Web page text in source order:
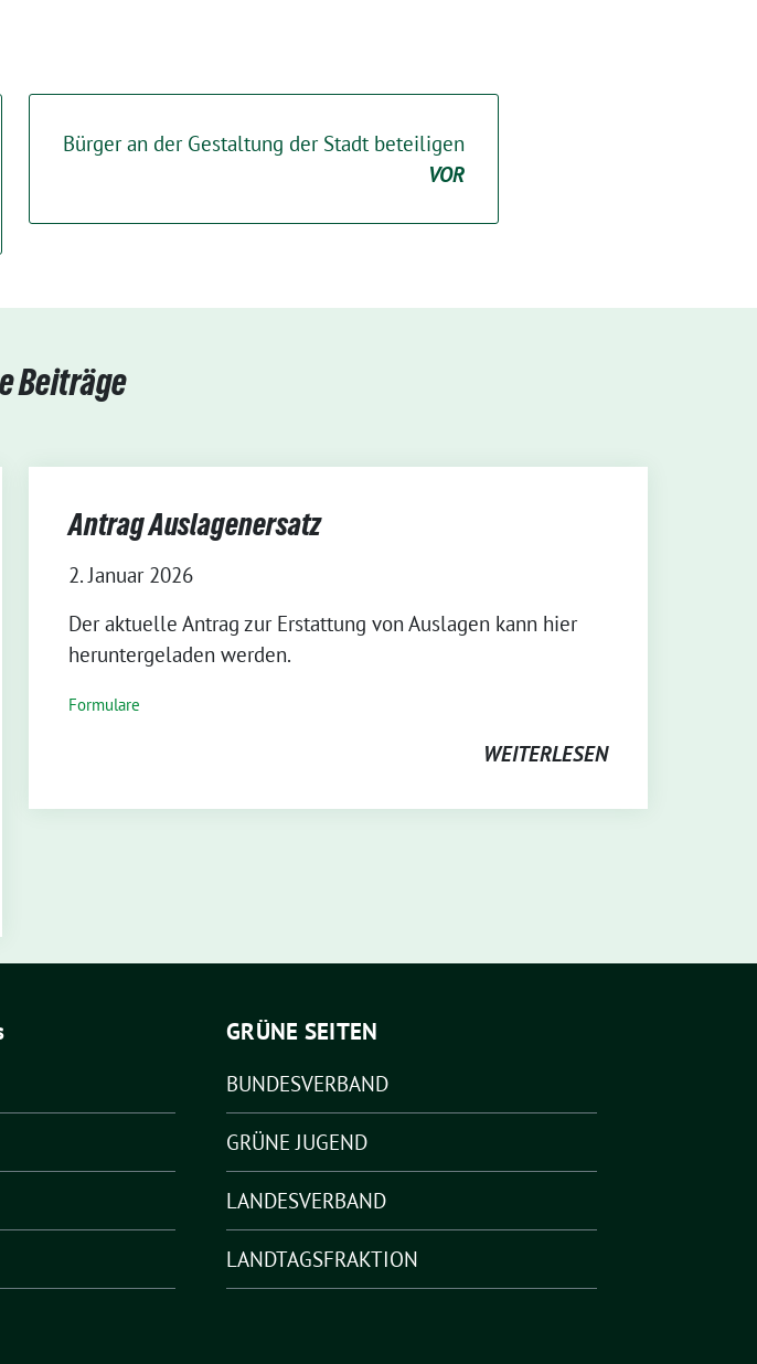
Bürger an der Gestaltung der Stadt beteiligen
VOR
Beiträge
Antrag Auslagenersatz
2. Januar 2026
Der aktuelle Antrag zur Erstattung von Auslagen kann hier
heruntergeladen werden.
Formulare
WEITERLESEN
GRÜNE SEITEN
BUNDESVERBAND
GRÜNE JUGEND
LANDESVERBAND
LANDTAGSFRAKTION